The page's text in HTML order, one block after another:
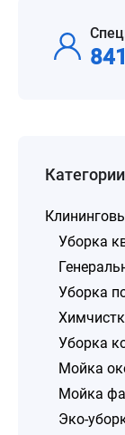
841
Категории
Уборка
Уборка
Уборка
Мойка
Мойка
Эко-